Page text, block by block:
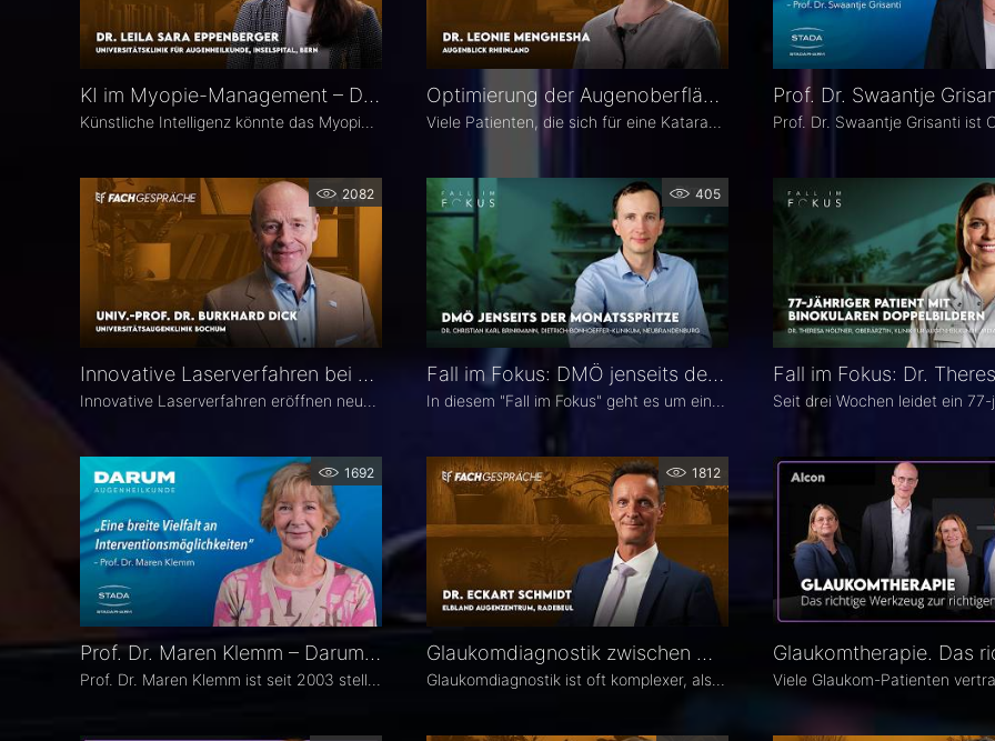
KI im Myopie-Management – Dr. Leila Sara Eppenberger Optimierung der Augenoberfläche vor Katarakt- und Refraktiver Operation – Dr. Leonie Menghesha
2082
Innovative Laserverfahren bei Katarakt und Glaukom – Univ.-Prof. Dr. Burkhard Dick
405
Fall im Fokus: DMÖ jenseits der Monatsspritze – Dr. Christian Karl Brinkmann
1692
Prof. Dr. Maren Klemm – Darum Augenheilkunde
1812
Glaukomdiagnostik zwischen OCT, Augeninnendruck und Gesichtsfeld – Dr. Eckart Schmidt